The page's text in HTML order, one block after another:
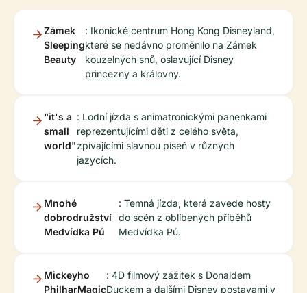
Zámek
Sleeping
Beauty
: Ikonické centrum Hong Kong Disneyland,
které se nedávno proměnilo na Zámek
kouzelných snů, oslavující Disney
princezny a královny.
"it's a
small
world"
: Lodní jízda s animatronickými panenkami
reprezentujícími děti z celého světa,
zpívajícími slavnou píseň v různých
jazycích.
Mnohé
dobrodružství
Medvídka Pú
: Temná jízda, která zavede hosty
do scén z oblíbených příběhů
Medvídka Pú.
Mickeyho
PhilharMagic
: 4D filmový zážitek s Donaldem
Duckem a dalšími Disney postavami v